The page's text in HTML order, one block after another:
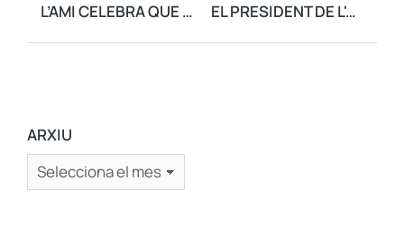
L’AMI CELEBRA QUE S’HAGI ARRIBAT A UN ACORD PER FORMAR UN GOVERN INDEPENDENTISTA QUE REFLECTEIXI ‘EL QUE VA VOTAR LA GENT’ EL PRESIDENT DE L'AMI HA ACOMPANYAT ELS PRESOS POLÍTICS, QUE HAN SORTIT AVUI EN LLIBERTAT
ARXIU